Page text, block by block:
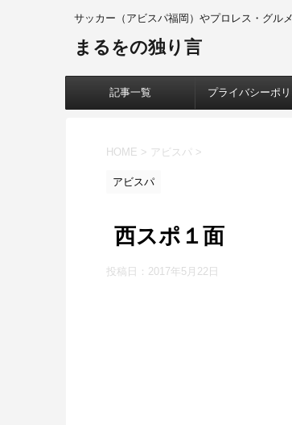
サッカー（アビスパ福岡）やプロレス・グル
まるをの独り言
記事一覧 プライバシーポ
HOME > アビスパ >
アビスパ
西スポ１面
投稿日： 2017年5月22日